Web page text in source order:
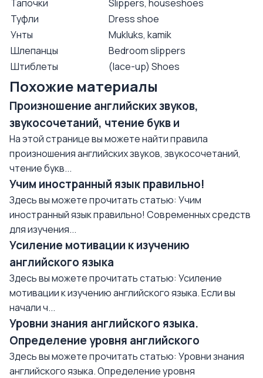
Тапочки
Slippers, houseshoes
Туфли
Dress shoe
Унты
Mukluks, kamik
Шлепанцы
Bedroom slippers
Штиблеты
(lace-up) Shoes
Похожие материалы
Произношение английских звуков,
звукосочетаний, чтение букв и
На этой странице вы можете найти правила
произношения английских звуков, звукосочетаний,
чтение букв...
Учим иностранный язык правильно!
Здесь вы можете прочитать статью: Учим
иностранный язык правильно! Современных средств
для изучения...
Усиление мотивации к изучению
английского языка
Здесь вы можете прочитать статью: Усиление
мотивации к изучению английского языка. Если вы
начали ч...
Уровни знания английского языка.
Определение уровня английского
Здесь вы можете прочитать статью: Уровни знания
английского языка. Определение уровня